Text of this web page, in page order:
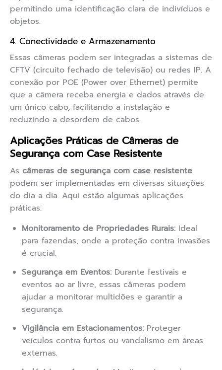
permitindo uma identificação clara de indivíduos e
objetos.
4. Conectividade e Armazenamento
Essas câmeras podem ser integradas a sistemas de
CFTV (circuito fechado de televisão) ou redes IP. A
conexão por POE (Power over Ethernet) permite
que a câmera receba energia e dados através de
um único cabo, facilitando a instalação e
reduzindo a desordem de cabos.
Aplicações Práticas de Câmeras de
Segurança com Case Resistente
As câmeras de segurança com case resistente
podem ser implementadas em diversas situações
do dia a dia. Aqui estão algumas aplicações
práticas:
Monitoramento de Propriedades Rurais: Ideal
para fazendas, onde a proteção contra invasões
é crucial.
Segurança em Eventos: Durante festivais e
eventos ao ar livre, essas câmeras podem
ajudar a monitorar multidões e garantir a
segurança.
Vigilância em Estacionamentos: Proteger
veículos contra furtos ou vandalismo em áreas
externas.